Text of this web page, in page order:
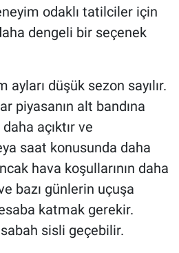
odaklı tatilciler için
dengeli bir seçenek
ayları düşük sezon sayılır.
piyasanın alt bandına
açıktır ve
saat konusunda daha
hava koşullarının daha
bazı günlerin uçuşa
katmak gerekir.
sisli geçebilir.